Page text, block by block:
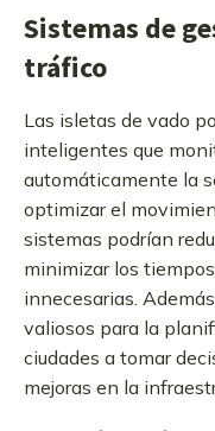
Sistemas de
tráfico
Las isletas de vado
inteligentes que
automáticamente la
optimizar el
sistemas podrían
minimizar los
innecesarias.
valiosos para la
ciudades a tomar
mejoras en la